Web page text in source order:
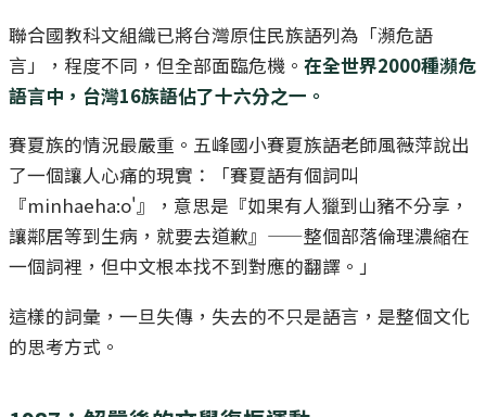
聯合國教科文組織已將台灣原住民族語列為「瀕危語
言」，程度不同，但全部面臨危機。 在全世界2000種瀕危
語言中，台灣16族語佔了十六分之一。
賽夏族的情況最嚴重。五峰國小賽夏族語老師風薇萍說出
了一個讓人心痛的現實：「賽夏語有個詞叫
『minhaeha:o'』，意思是『如果有人獵到山豬不分享，
讓鄰居等到生病，就要去道歉』——整個部落倫理濃縮在
一個詞裡，但中文根本找不到對應的翻譯。」
這樣的詞彙，一旦失傳，失去的不只是語言，是整個文化
的思考方式。